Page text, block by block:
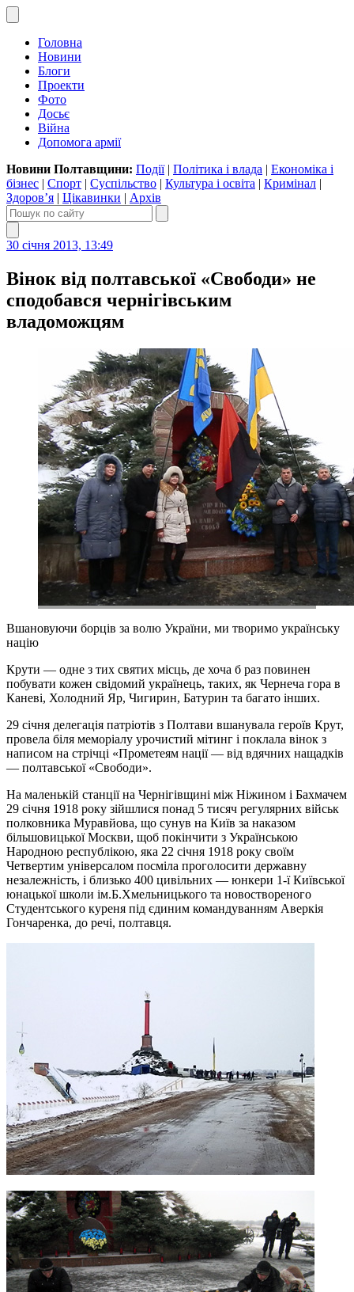
Головна
Новини
Блоги
Проекти
Фото
Досьє
Війна
Допомога армії
Новини Полтавщини: Події| Політика і влада | Економіка і
бізнес | Спорт | Суспільство | Культура і освіта | Кримінал |
Здоров’я | Цікавинки | Архів
30 січня 2013, 13:49
Вінок від полтавської «Свободи» не
сподобався чернігівським
владоможцям
Вшановуючи борців за волю України, ми творимо українську
націю
Крути — одне з тих святих місць, де хоча б раз повинен
побувати кожен свідомий українець, таких, як Чернеча гора в
Каневі, Холодний Яр, Чигирин, Батурин та багато інших.
29 січня делегація патріотів з Полтави вшанувала героїв Крут,
провела біля меморіалу урочистий мітинг і поклала вінок з
написом на стрічці «Прометеям нації — від вдячних нащадків
— полтавської «Свободи».
На маленькій станції на Чернігівщині між Ніжином і Бахмачем
29 січня 1918 року зійшлися понад 5 тисяч регулярних військ
полковника Муравйова, що сунув на Київ за наказом
більшовицької Москви, щоб покінчити з Українською
Народною республікою, яка 22 січня 1918 року своїм
Четвертим універсалом посміла проголосити державну
незалежність, і близько 400 цивільних — юнкери 1-ї Київської
юнацької школи ім.Б.Хмельницького та новоствореного
Студентського куреня під єдиним командуванням Аверкія
Гончаренка, до речі, полтавця.